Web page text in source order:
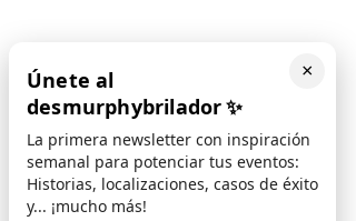
×
Únete al
desmurphybrilador✨
La primera newsletter con inspiración
semanal para potenciar tus eventos:
Historias, localizaciones, casos de éxito
y... ¡mucho más!